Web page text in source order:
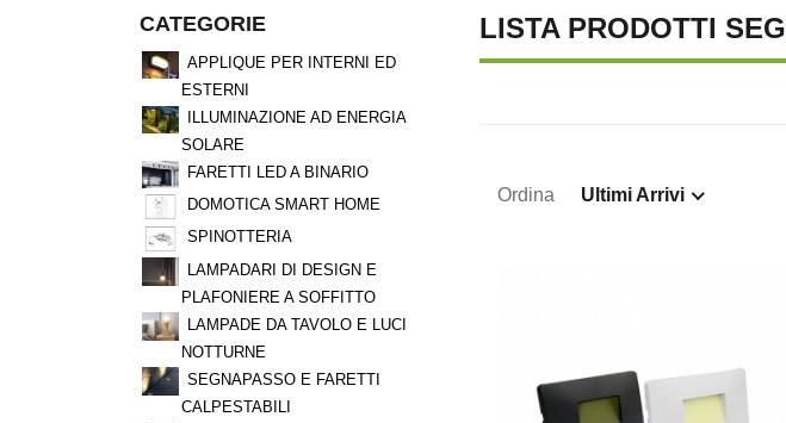
CATEGORIE
APPLIQUE PER INTERNI ED
ESTERNI
ILLUMINAZIONE AD ENERGIA
SOLARE
FARETTI LED A BINARIO
DOMOTICA SMART HOME
SPINOTTERIA
LAMPADARI DI DESIGN E
PLAFONIERE A SOFFITTO
LAMPADE DA TAVOLO E LUCI
NOTTURNE
SEGNAPASSO E FARETTI
CALPESTABILI
LISTA PRODOTTI
Ordina Ultimi Arrivi